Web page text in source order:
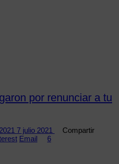
por renunciar a tu
7 julio 2021
Compartir
Email 6